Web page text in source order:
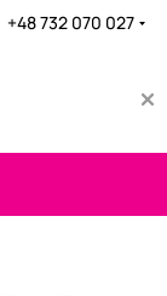
+48 732 070 027